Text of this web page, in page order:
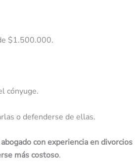
$1.500.000.
cónyuge.
o defenderse de ellas.
con experiencia en divorcios
más costoso.